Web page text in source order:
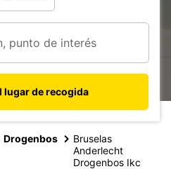
lugar de recogida
Drogenbos
Bruselas
Anderlecht
Drogenbos Ikc